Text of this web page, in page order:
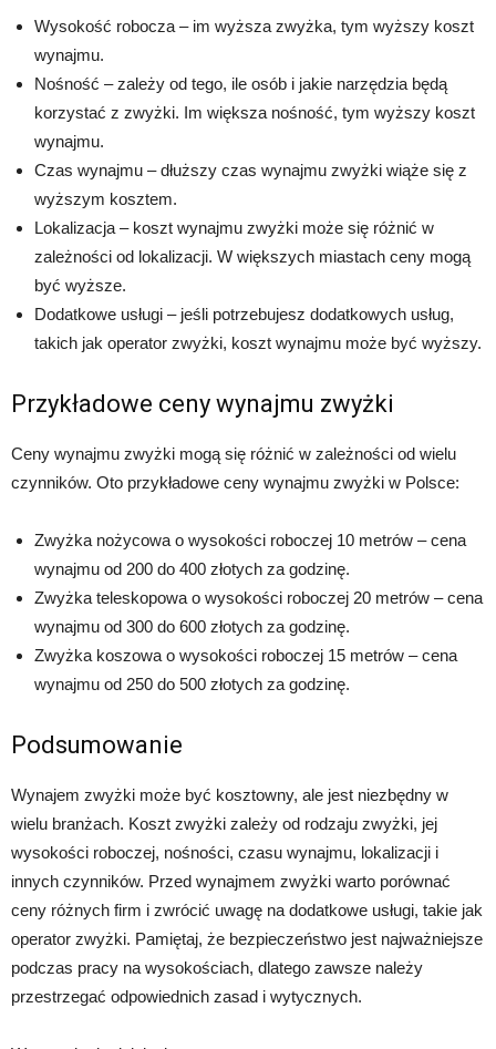
Wysokość robocza – im wyższa zwyżka, tym wyższy koszt
wynajmu.
Nośność – zależy od tego, ile osób i jakie narzędzia będą
korzystać z zwyżki. Im większa nośność, tym wyższy koszt
wynajmu.
Czas wynajmu – dłuższy czas wynajmu zwyżki wiąże się z
wyższym kosztem.
Lokalizacja – koszt wynajmu zwyżki może się różnić w
zależności od lokalizacji. W większych miastach ceny mogą
być wyższe.
Dodatkowe usługi – jeśli potrzebujesz dodatkowych usług,
takich jak operator zwyżki, koszt wynajmu może być wyższy.
Przykładowe ceny wynajmu zwyżki
Ceny wynajmu zwyżki mogą się różnić w zależności od wielu
czynników. Oto przykładowe ceny wynajmu zwyżki w Polsce:
Zwyżka nożycowa o wysokości roboczej 10 metrów – cena
wynajmu od 200 do 400 złotych za godzinę.
Zwyżka teleskopowa o wysokości roboczej 20 metrów – cena
wynajmu od 300 do 600 złotych za godzinę.
Zwyżka koszowa o wysokości roboczej 15 metrów – cena
wynajmu od 250 do 500 złotych za godzinę.
Podsumowanie
Wynajem zwyżki może być kosztowny, ale jest niezbędny w
wielu branżach. Koszt zwyżki zależy od rodzaju zwyżki, jej
wysokości roboczej, nośności, czasu wynajmu, lokalizacji i
innych czynników. Przed wynajmem zwyżki warto porównać
ceny różnych firm i zwrócić uwagę na dodatkowe usługi, takie jak
operator zwyżki. Pamiętaj, że bezpieczeństwo jest najważniejsze
podczas pracy na wysokościach, dlatego zawsze należy
przestrzegać odpowiednich zasad i wytycznych.